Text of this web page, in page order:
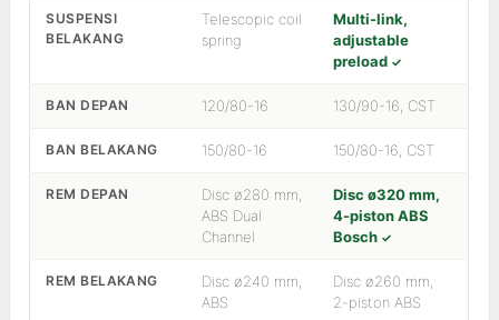
SUSPENSI
BELAKANG
Telescopic coil
spring
Multi-link,
adjustable
preload
BAN DEPAN 120/80-16 130/90-16, CST
BAN BELAKANG 150/80-16 150/80-16, CST
REM DEPAN
Disc ø280 mm,
ABS Dual
Channel
Disc ø320 mm,
4-piston ABS
Bosch
REM BELAKANG
Disc ø240 mm,
ABS
Disc ø260 mm,
2-piston ABS